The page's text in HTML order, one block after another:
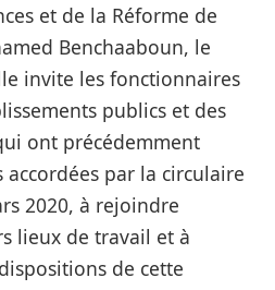
et de la Réforme de
Benchaaboun, le
invite les fonctionnaires
publics et des
ont précédemment
par la circulaire
2020, à rejoindre
lieux de travail et à
de cette